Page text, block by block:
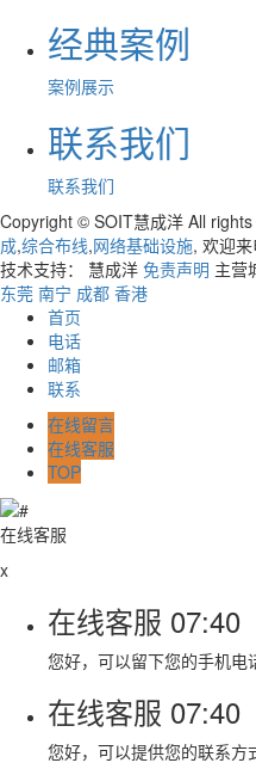
经典案例
案例展示
联系我们
联系我们
Copyright © SOIT慧成洋 All rights
成,综合布线,网络基础设施, 欢迎来
技术支持： 慧成洋 免责声明 主营
东莞 南宁 成都 香港
首页
电话
邮箱
联系
在线留言
在线客服
TOP
在线客服
x
在线客服 07:40
您好，可以留下您的手机
在线客服 07:40
您好，可以提供您的联系方